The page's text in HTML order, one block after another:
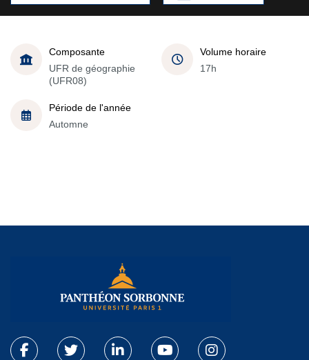
Composante
UFR de géographie
(UFR08)
Volume horaire
17h
Période de l'année
Automne